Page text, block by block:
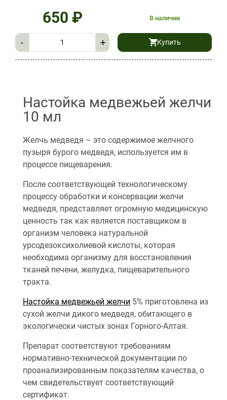
650 ₽ В наличии
- + Купить
Настойка медвежьей желчи
10 мл
Желчь медведя – это содержимое желчного
пузыря бурого медведя, используется им в
процессе пищеварения.
После соответствующей технологическому
процессу обработки и консервации желчи
медведя, представляет огромную медицинскую
ценность так как является поставщиком в
организм человека натуральной
урсодезоксихолиевой кислоты, которая
необходима организму для восстановления
тканей печени, желудка, пищеварительного
тракта.
Настойка медвежьей желчи 5% приготовлена из
сухой желчи дикого медведя, обитающего в
экологически чистых зонах Горного-Алтая.
Препарат соответствуют требованиям
нормативно-технической документации по
проанализированным показателям качества, о
чем свидетельствует соответствующий
сертификат.